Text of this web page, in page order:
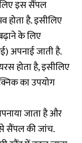
इस सैंपल
है. इसीलिए
के लिए
अपनाई जाती है.
होता है, इसीलिए
का उपयोग
जाता है और
से सैंपल की जांच.